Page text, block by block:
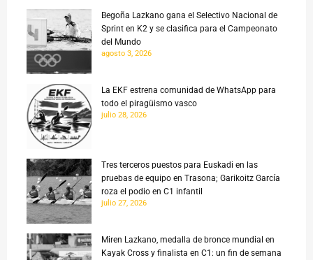
Begoña Lazkano gana el Selectivo Nacional de
Sprint en K2 y se clasifica para el Campeonato
del Mundo
agosto 3, 2026
La EKF estrena comunidad de WhatsApp para
todo el piragüismo vasco
julio 28, 2026
Tres terceros puestos para Euskadi en las
pruebas de equipo en Trasona; Garikoitz García
roza el podio en C1 infantil
julio 27, 2026
Miren Lazkano, medalla de bronce mundial en
Kayak Cross y finalista en C1: un fin de semana